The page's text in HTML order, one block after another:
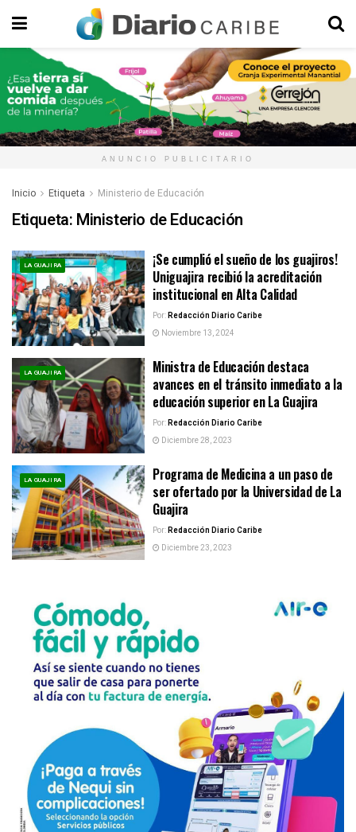
ANUNCIO PUBLICITARIO
Inicio Etiqueta Ministerio de Educación
Etiqueta: Ministerio de Educación
LA GUAJIRA
¡Se cumplió el sueño de los guajiros!
Uniguajira recibió la acreditación
institucional en Alta Calidad
Por:Redacción Diario Caribe
Noviembre 13, 2024
LA GUAJIRA
Ministra de Educación destaca
avances en el tránsito inmediato a la
educación superior en La Guajira
Por:Redacción Diario Caribe
Diciembre 28, 2023
LA GUAJIRA
Programa de Medicina a un paso de
ser ofertado por la Universidad de La
Guajira
Por:Redacción Diario Caribe
Diciembre 23, 2023